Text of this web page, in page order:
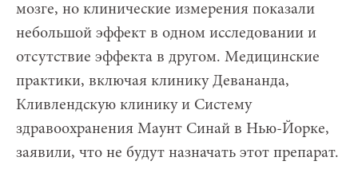
мозге, но клинические измерения показали
небольшой эффект в одном исследовании и
отсутствие эффекта в другом. Медицинские
практики, включая клинику Девананда,
Кливлендскую клинику и Систему
здравоохранения Маунт Синай в Нью-Йорке,
заявили, что не будут назначать этот препарат.